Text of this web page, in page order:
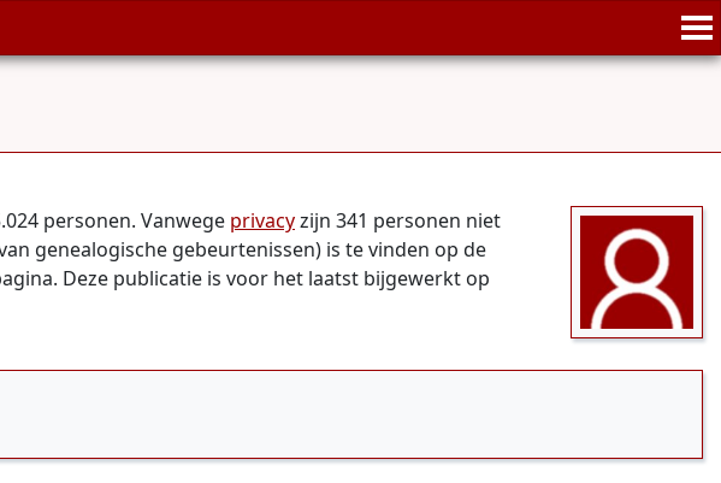
personen. Vanwege privacyzijn 341 personen niet
genealogische gebeurtenissen) is te vinden op de
Deze publicatie is voor het laatst bijgewerkt op